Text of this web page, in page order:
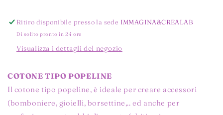
Ritiro disponibile presso la sede IMMAGINA&CREALAB
Di solito pronto in 24 ore
Visualizza i dettagli del negozio
COTONE TIPO POPELINE
Il cotone tipo popeline, è ideale per creare accessori
(bomboniere, gioielli, borsettine,.. ed anche per